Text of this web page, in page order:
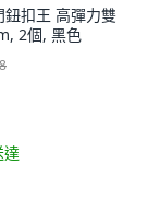
扣王 高彈力雙
2個, 黑色
達